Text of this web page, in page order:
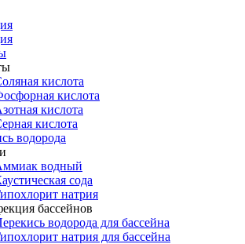
кислота
кислота
кислота
кислота
водорода
водный
сода
натрия
бассейнов
водорода для бассейна
натрия для бассейна